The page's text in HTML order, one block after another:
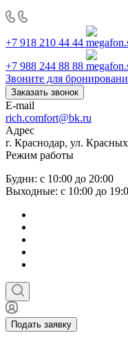
+7 918 210 44 44
+7 988 244 88 88
Звоните для
Заказать звонок
E-mail
rich.comfort@bk.ru
Адрес
г. Краснодар, ул.
Режим работы
Будни: с 10:00 до 20:00
Выходные: с 10:00 до
Подать заявку